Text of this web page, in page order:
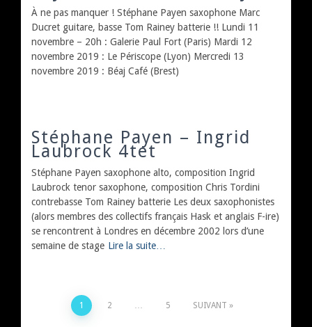
À ne pas manquer ! Stéphane Payen saxophone Marc
Ducret guitare, basse Tom Rainey batterie !! Lundi 11
novembre – 20h : Galerie Paul Fort (Paris) Mardi 12
novembre 2019 : Le Périscope (Lyon) Mercredi 13
novembre 2019 : Béaj Café (Brest)
Stéphane Payen – Ingrid
Laubrock 4tet
Stéphane Payen saxophone alto, composition Ingrid
Laubrock tenor saxophone, composition Chris Tordini
contrebasse Tom Rainey batterie Les deux saxophonistes
(alors membres des collectifs français Hask et anglais F-ire)
se rencontrent à Londres en décembre 2002 lors d’une
semaine de stage Lire la suite…
Navigation
1 2 … 5 SUIVANT